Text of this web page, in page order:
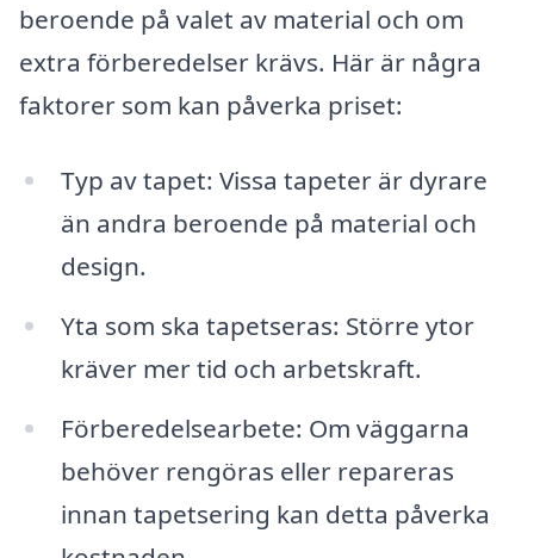
beroende på valet av material och om
extra förberedelser krävs. Här är några
faktorer som kan påverka priset:
Typ av tapet: Vissa tapeter är dyrare
än andra beroende på material och
design.
Yta som ska tapetseras: Större ytor
kräver mer tid och arbetskraft.
Förberedelsearbete: Om väggarna
behöver rengöras eller repareras
innan tapetsering kan detta påverka